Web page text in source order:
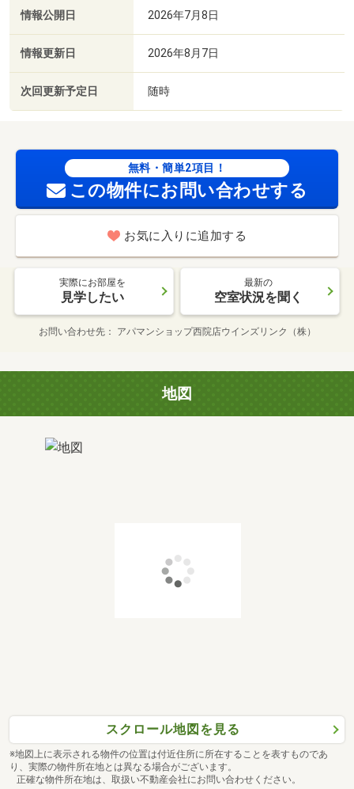
情報公開日 2026年7月8日
情報更新日 2026年8月7日
次回更新予定日 随時
無料・簡単2項目！
この物件にお問い合わせする
お気に入りに追加する
実際にお部屋を
見学したい
最新の
空室状況を聞く
お問い合わせ先 アパマンショップ西院店ウインズリンク（株）
地図
スクロール地図を見る
※地図上に表示される物件の位置は付近住所に所在することを表すものであ
り、実際の物件所在地とは異なる場合がございます。
正確な物件所在地は、取扱い不動産会社にお問い合わせください。